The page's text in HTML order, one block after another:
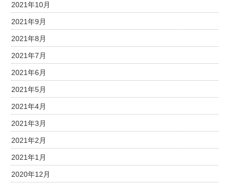
2021年10月
2021年9月
2021年8月
2021年7月
2021年6月
2021年5月
2021年4月
2021年3月
2021年2月
2021年1月
2020年12月